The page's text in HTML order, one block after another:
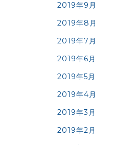
2019年9月
2019年8月
2019年7月
2019年6月
2019年5月
2019年4月
2019年3月
2019年2月